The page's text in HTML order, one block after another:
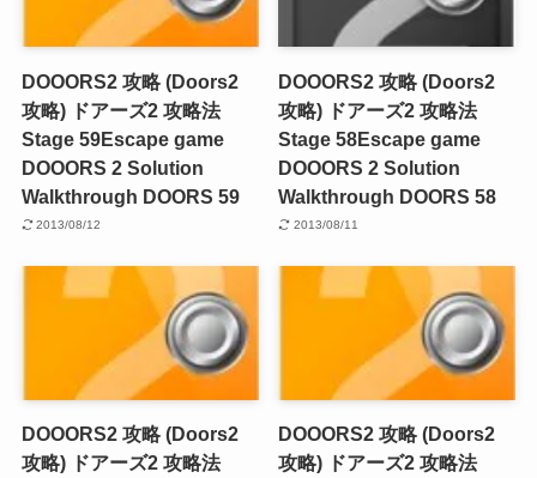
DOOORS2 攻略 (Doors2
攻略) ドアーズ2 攻略法
Stage 59Escape game
DOOORS 2 Solution
Walkthrough DOORS 59
2013/08/12
DOOORS2 攻略 (Doors2
攻略) ドアーズ2 攻略法
Stage 58Escape game
DOOORS 2 Solution
Walkthrough DOORS 58
2013/08/11
DOOORS2 攻略 (Doors2
攻略) ドアーズ2 攻略法
DOOORS2 攻略 (Doors2
攻略) ドアーズ2 攻略法